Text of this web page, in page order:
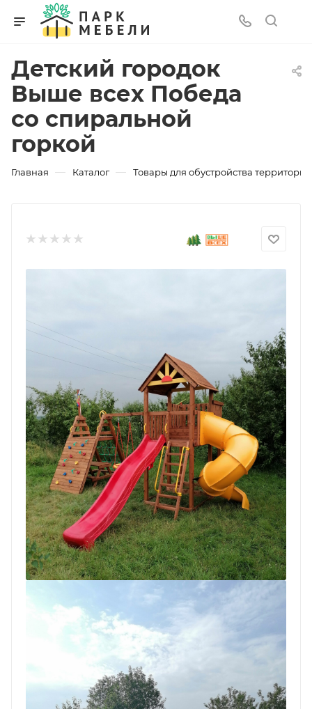
Детский городок
Выше всех Победа
со спиральной
горкой
Главная — Каталог — Товары для обустройства территории